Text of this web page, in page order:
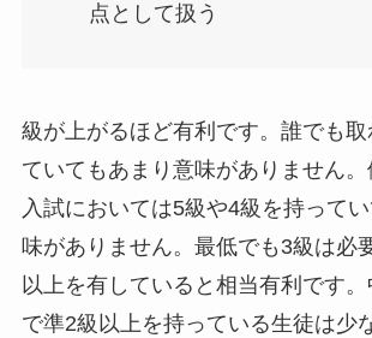
点として扱う
級が上がるほど有利です。誰でも
ていてもあまり意味がありません
入試においては5級や4級を持って
味がありません。最低でも3級は必
以上を有していると相当有利です
で準2級以上を持っている生徒は少